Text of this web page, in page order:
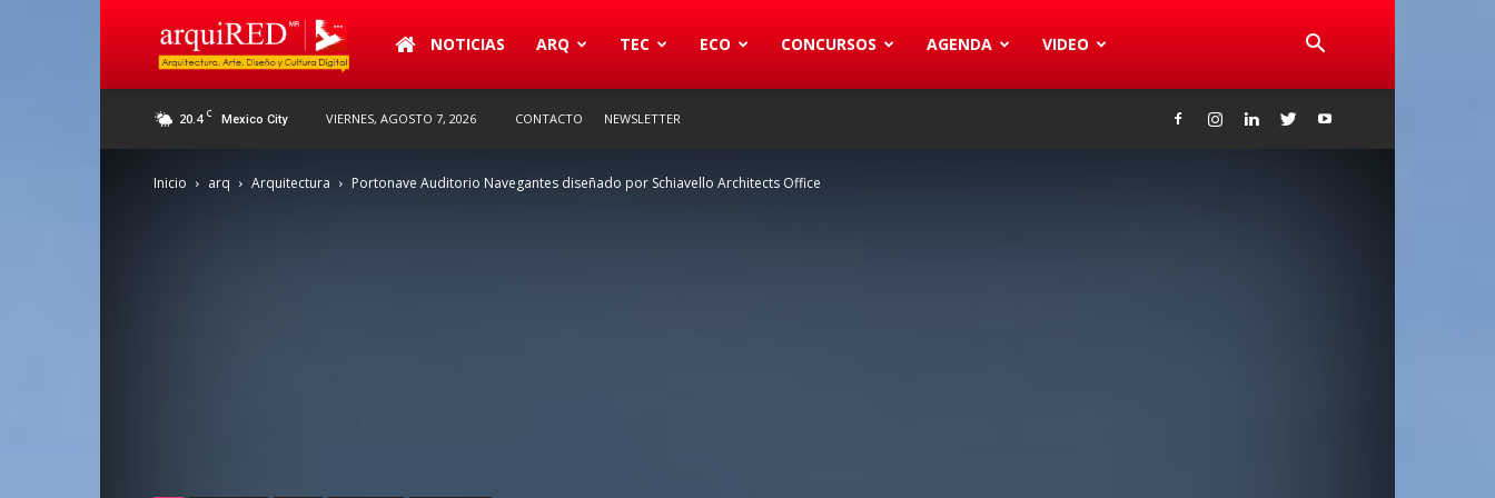
arquiREDNOTICIAS ARQ TEC ECO CONCURSOS AGENDA VIDEO
20.4 C Mexico City VIERNES, AGOSTO 7, 2026 CONTACTO NEWSLETTER
Inicio arq Arquitectura Portonave Auditorio Navegantes diseñado por Schiavello Architects Office